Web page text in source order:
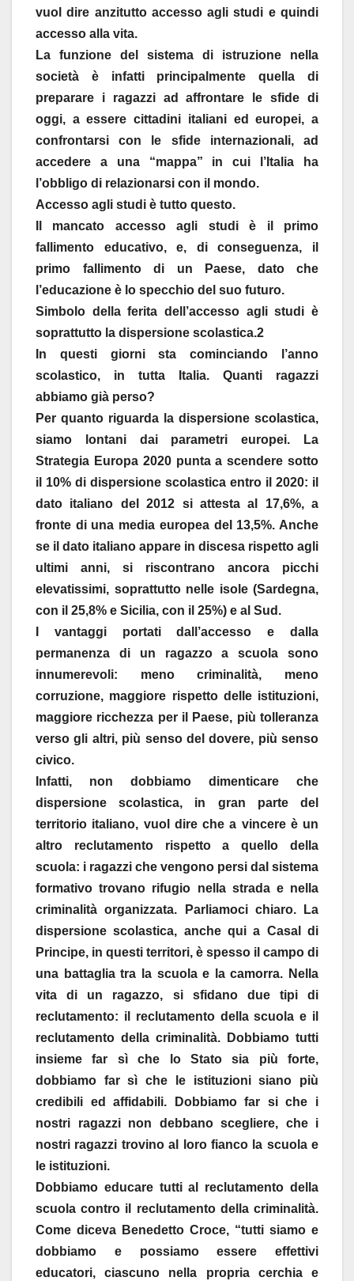
vuol dire anzitutto accesso agli studi e quindi
accesso alla vita.
La funzione del sistema di istruzione nella
società è infatti principalmente quella di
preparare i ragazzi ad affrontare le sfide di
oggi, a essere cittadini italiani ed europei, a
confrontarsi con le sfide internazionali, ad
accedere a una “mappa” in cui l’Italia ha
l’obbligo di relazionarsi con il mondo.
Accesso agli studi è tutto questo.
Il mancato accesso agli studi è il primo
fallimento educativo, e, di conseguenza, il
primo fallimento di un Paese, dato che
l’educazione è lo specchio del suo futuro.
Simbolo della ferita dell’accesso agli studi è
soprattutto la dispersione scolastica.2
In questi giorni sta cominciando l’anno
scolastico, in tutta Italia. Quanti ragazzi
abbiamo già perso?
Per quanto riguarda la dispersione scolastica,
siamo lontani dai parametri europei. La
Strategia Europa 2020 punta a scendere sotto
il 10% di dispersione scolastica entro il 2020: il
dato italiano del 2012 si attesta al 17,6%, a
fronte di una media europea del 13,5%. Anche
se il dato italiano appare in discesa rispetto agli
ultimi anni, si riscontrano ancora picchi
elevatissimi, soprattutto nelle isole (Sardegna,
con il 25,8% e Sicilia, con il 25%) e al Sud.
I vantaggi portati dall’accesso e dalla
permanenza di un ragazzo a scuola sono
innumerevoli: meno criminalità, meno
corruzione, maggiore rispetto delle istituzioni,
maggiore ricchezza per il Paese, più tolleranza
verso gli altri, più senso del dovere, più senso
civico.
Infatti, non dobbiamo dimenticare che
dispersione scolastica, in gran parte del
territorio italiano, vuol dire che a vincere è un
altro reclutamento rispetto a quello della
scuola: i ragazzi che vengono persi dal sistema
formativo trovano rifugio nella strada e nella
criminalità organizzata. Parliamoci chiaro. La
dispersione scolastica, anche qui a Casal di
Principe, in questi territori, è spesso il campo di
una battaglia tra la scuola e la camorra. Nella
vita di un ragazzo, si sfidano due tipi di
reclutamento: il reclutamento della scuola e il
reclutamento della criminalità. Dobbiamo tutti
insieme far sì che lo Stato sia più forte,
dobbiamo far sì che le istituzioni siano più
credibili ed affidabili. Dobbiamo far si che i
nostri ragazzi non debbano scegliere, che i
nostri ragazzi trovino al loro fianco la scuola e
le istituzioni.
Dobbiamo educare tutti al reclutamento della
scuola contro il reclutamento della criminalità.
Come diceva Benedetto Croce, “tutti siamo e
dobbiamo e possiamo essere effettivi
educatori, ciascuno nella propria cerchia e